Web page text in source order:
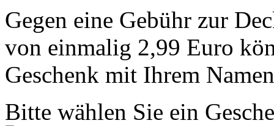
Gegen eine Gebühr zur
von einmalig 2,99 Euro
Geschenk mit Ihrem
Bitte wählen Sie ein